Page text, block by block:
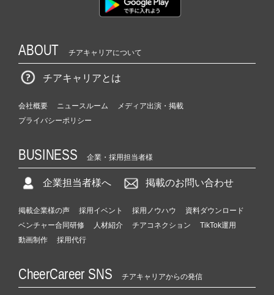
ABOUT チアキャリアについて
チアキャリアとは
会社概要 ニュースルーム
メディア出演・掲載
プライバシーポリシー
BUSINESS 企業・採用担当者様
企業担当者様へ 掲載のお問い合わせ
掲載企業様の声 採用イベント 採用ノウハウ
資料ダウンロード
ベンチャー合同研修
人材紹介 チアコネクション
TikTok運用
動画制作
採用代行
CheerCareer SNS チアキャリアからの発信